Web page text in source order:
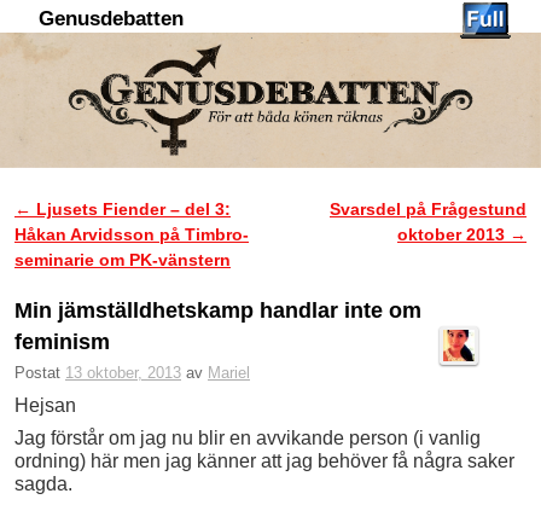
Genusdebatten
Inläggsnavigering
← Ljusets Fiender – del 3:
Håkan Arvidsson på Timbro-
seminarie om PK-vänstern
Svarsdel på Frågestund
oktober 2013 →
Min jämställdhetskamp handlar inte om
feminism
Postat 13 oktober, 2013 av Mariel
Hejsan
Jag förstår om jag nu blir en avvikande person (i vanlig
ordning) här men jag känner att jag behöver få några saker
sagda.